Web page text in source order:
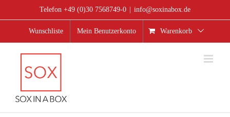
Telefon +49 (0)30 7568749-0 info@soxinabox.de
Wunschliste Mein Benutzerkonto Warenkorb